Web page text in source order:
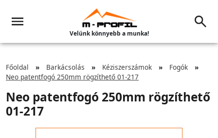
Velünk könnyebb a munka!
Főoldal Barkácsolás Kéziszerszámok
Fogók
Neo patentfogó 250mm rögzíthető 01-217
Neo patentfogó 250mm rögzíthető
01-217